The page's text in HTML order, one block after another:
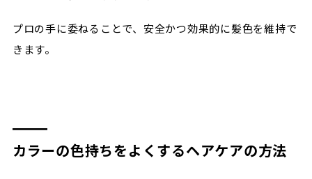
プロの手に委ねることで、安全かつ効果的に髪色を維持で
きます。
カラーの色持ちをよくするヘアケアの方法